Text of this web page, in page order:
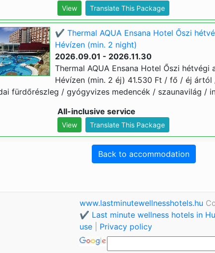
View Translate This Package
✔️ Thermal AQUA Ensana Hotel Őszi
Hévízen (min. 2 night)
2026.09.01 - 2026.11.30
Thermal AQUA Ensana Hotel Őszi hétvégi
Hévízen (min. 2 éj) 41.530 Ft / fő / éj
fürdőrészleg / gyógyvizes medencék / szaunavilág /
All-inclusive service
View Translate This Package
Back to accommodation
www.lastminutewellnesshotels.hu
✔️ Last minute wellness hotels in
use
Privacy policy